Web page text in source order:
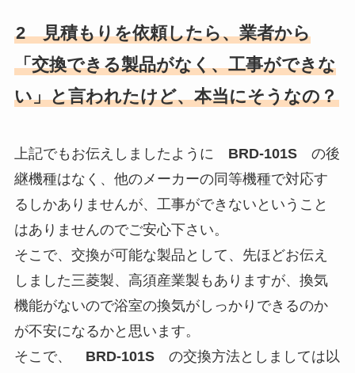
2 見積もりを依頼したら、業者から
「交換できる製品がなく、工事ができな
い」と言われたけど、本当にそうなの？
上記でもお伝えしましたように BRD-101Sの後
継機種はなく、他のメーカーの同等機種で対応す
るしかありませんが、工事ができないということ
はありませんのでご安心下さい。
そこで、交換が可能な製品として、先ほどお伝え
しました三菱製、高須産業製もありますが、換気
機能がないので浴室の換気がしっかりできるのか
が不安になるかと思います。
そこで、 BRD-101Sの交換方法としましては以